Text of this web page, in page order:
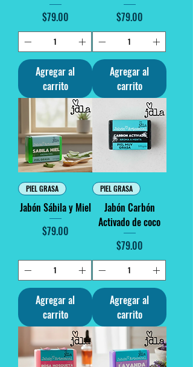
Precio
$79.00
Agregar al
carrito
Precio
$79.00
Agregar al
carrito
PIEL GRASA
Jabón Sábila y Miel
Precio
$79.00
Agregar al
carrito
PIEL GRASA
Jabón Carbón
Activado de coco
Precio
$79.00
Agregar al
carrito